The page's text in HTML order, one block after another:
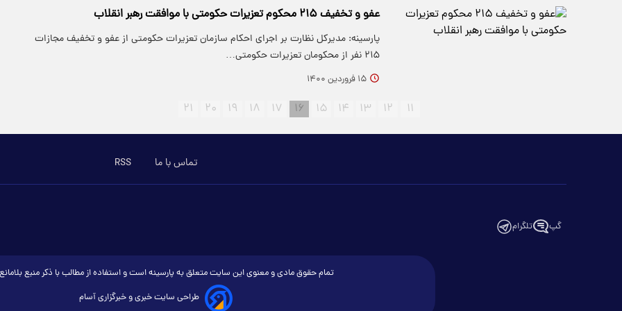
عفو و تخفیف ۲۱۵ محکوم تعزیرات حکومتی با موافقت رهبر انقلاب
پارسینه: مدیرکل نظارت بر اجرای احکام سازمان تعزیرات حکومتی از عفو و تخفیف مجازات
۲۱۵ نفر از محکومان تعزیرات حکومتی…
۱۵ فروردین ۱۴۰۰
۱۱ ۱۲ ۱۳ ۱۴ ۱۵ ۱۶ ۱۷ ۱۸ ۱۹ ۲۰ ۲۱
تماس با ما RSS
گپ تلگرام
تمام حقوق مادی و معنوی این سایت متعلق به پارسینه است و استفاده از مطالب با ذکر منبع
طراحی سایت خبری و خبرگزاری آسام